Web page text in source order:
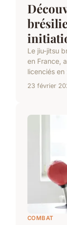
Le jiu-jitsu
en France,
licenciés
23 février
COMBAT